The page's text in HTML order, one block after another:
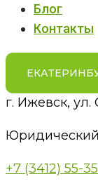
Блог
Контакты
г. Ижевск, ул.
+7 (3412) 55-